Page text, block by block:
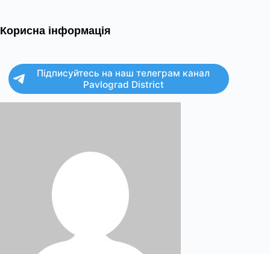
Корисна інформація
Підписуйтесь на наш телеграм канал
Pavlograd District